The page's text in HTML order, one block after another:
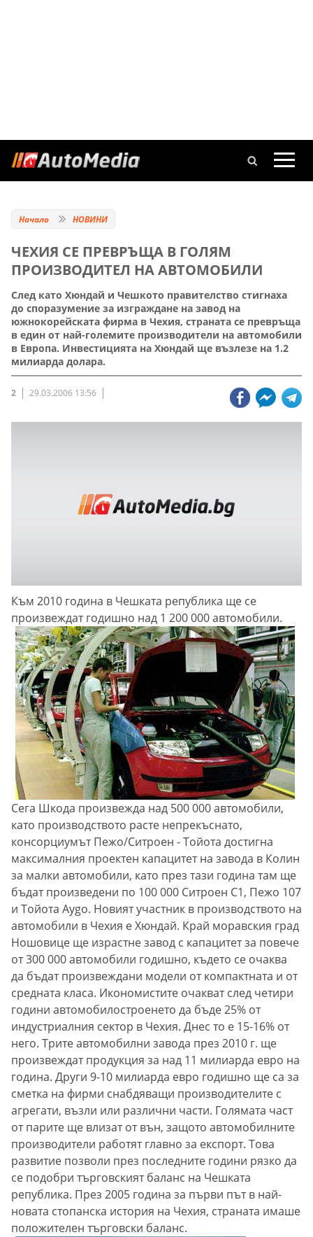
Начало НОВИНИ
ЧЕХИЯ СЕ ПРЕВРЪЩА В ГОЛЯМ
ПРОИЗВОДИТЕЛ НА АВТОМОБИЛИ
След като Хюндай и Чешкото правителство стигнаха
до споразумение за изграждане на завод на
южнокорейската фирма в Чехия, страната се превръща
в един от най-големите производители на автомобили
в Европа. Инвестицията на Хюндай ще възлезе на 1.2
милиарда долара.
2 29.03.2006 13:56
Към 2010 година в Чешката република ще се
произвеждат годишно над 1 200 000 автомобили.
Сега Шкода произвежда над 500 000 автомобили,
като производството расте непрекъснато,
консорциумът Пежо/Ситроен - Тойота достигна
максималния проектен капацитет на завода в Колин
за малки автомобили, като през тази година там ще
бъдат произведени по 100 000 Ситроен С1, Пежо 107
и Тойота Aygo. Новият участник в производството на
автомобили в Чехия е Хюндай. Край моравския град
Ношовице ще израстне завод с капацитет за повече
от 300 000 автомобили годишно, където се очаква
да бъдат произвеждани модели от компактната и от
средната класа. Икономистите очакват след четири
години автомобилостроенето да бъде 25% от
индустриалния сектор в Чехия. Днес то е 15-16% от
него. Трите автомобилни завода през 2010 г. ще
произвеждат продукция за над 11 милиарда евро на
година. Други 9-10 милиарда евро годишно ще са за
сметка на фирми снабдяващи производителите с
агрегати, възли или различни части. Голямата част
от парите ще влизат от вън, защото автомобилните
производители работят главно за експорт. Това
развитие позволи през последните години рязко да
се подобри търговският баланс на Чешката
република. През 2005 година за първи път в най-
новата стопанска история на Чехия, страната имаше
положителен търговски баланс.